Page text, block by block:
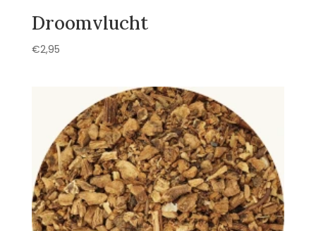
Droomvlucht
€2,95